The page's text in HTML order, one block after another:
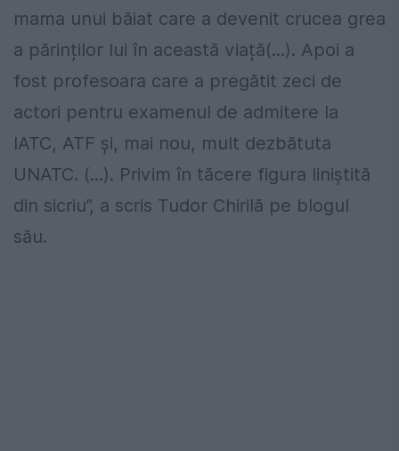
mama unui băiat care a devenit crucea grea
a părinților lui în această viață(...). Apoi a
fost profesoara care a pregătit zeci de
actori pentru examenul de admitere la
IATC, ATF și, mai nou, mult dezbătuta
UNATC. (...). Privim în tăcere figura liniștită
din sicriu”, a scris Tudor Chirilă pe blogul
său.